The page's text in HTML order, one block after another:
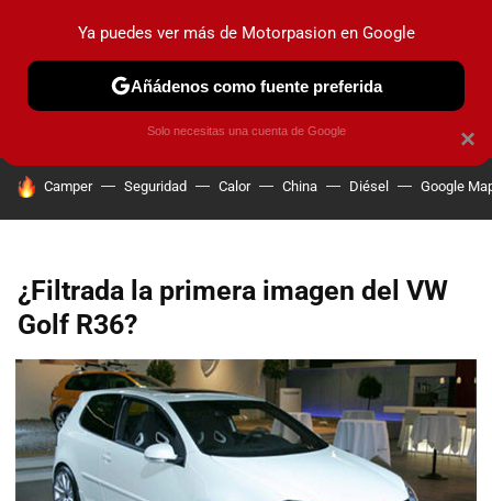
PRUEBAS COCHES ELÉCTRICOS OBSERVATORIO
HOY SE HABLA DE
Camper Seguridad Calor China Diésel Google
¿Filtrada la primera imagen del VW
Golf R36?
×
Ya puedes ver más de Motorpasion en Google
Añádenos como fuente preferida
Solo necesitas una cuenta de Google